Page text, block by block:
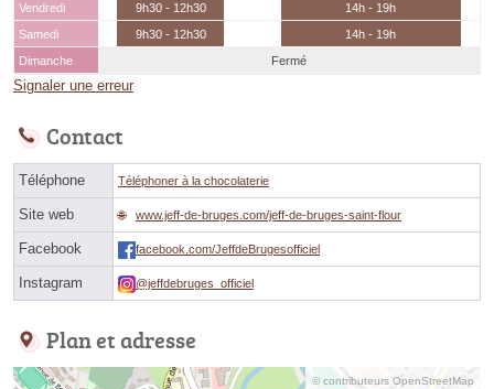
Vendredi
9h30 - 12h30
14h - 19h
Samedi
9h30 - 12h30
14h - 19h
Dimanche
Fermé
Signaler une erreur
Contact
Téléphone Téléphoner à la chocolaterie
Site web www.jeff-de-bruges.com/jeff-de-bruges-saint-flour
Facebook facebook.com/JeffdeBrugesofficiel
Instagram @jeffdebruges_officiel
Plan et adresse
© contributeurs OpenStreetMap